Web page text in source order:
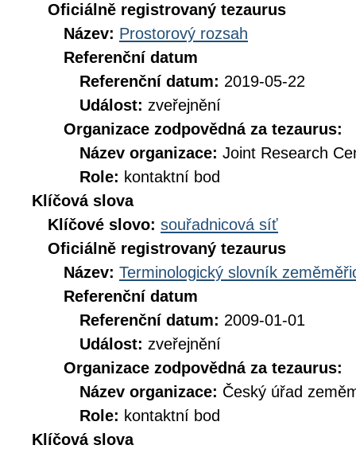
Oficiálně registrovaný tezaurus
Název: Prostorový rozsah
Referenční datum
Referenční datum: 2019-05-22
Událost: zveřejnění
Organizace zodpovědná za tezaurus:
Název organizace: Joint Research
Role: kontaktní bod
Klíčová slova
Klíčové slovo: souřadnicová síť
Oficiálně registrovaný tezaurus
Název: Terminologický slovník
Referenční datum
Referenční datum: 2009-01-01
Událost: zveřejnění
Organizace zodpovědná za tezaurus:
Název organizace: Český úřad
Role: kontaktní bod
Klíčová slova